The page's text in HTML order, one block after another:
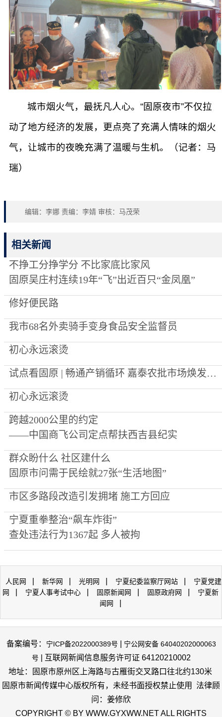
城市烟火气，最抚凡人心。“固原夜市”不仅拉
动了地方经济的发展，更点亮了充满人情味的烟火
气，让城市的夜晚充满了温暖与生机。（记者：马
瑞）
编辑：李娜 责编：李婧 审核：马茂荣
相关新闻
不挣工分挣学分 不比家底比家风
固原吴庄村连续19年“飞”出近百只“金凤凰”
修好便民路
我市68名外卖骑手变身食品安全监督员
初心永远滚烫
试点看固原 | 畅通产销循环 嘉泰农批市场焕发新生机
初心永远滚烫
跨越2000公里的约定
——中国商飞公司定点帮扶西吉县纪实
群众盼什么 社区建什么
固原市问需于民绘就27张“生活地图”
市区多路段改造引发拥堵 施工方回应
宁夏重拳整治“飙车炸街”
查处违法行为1367起 多人被拘
人民网 新华网 光明网 宁夏纪委监察厅网站
宁夏党建
网
宁夏人事考试中心 固原新闻网 固原政府网
宁夏新
闻网
备案编号： 宁ICP备2022000389号
宁公网安备 64040202000063
号 | 互联网新闻信息服务许可证 64120210002
地址：固原市原州区上海路与古雁街交叉路口往北约130米
固原市新闻传媒中心版权所有，未经书面授权禁止使用 法律顾
问：姜修欣
COPYRIGHT © BY WWW.GYXWW.NET ALL RIGHTS